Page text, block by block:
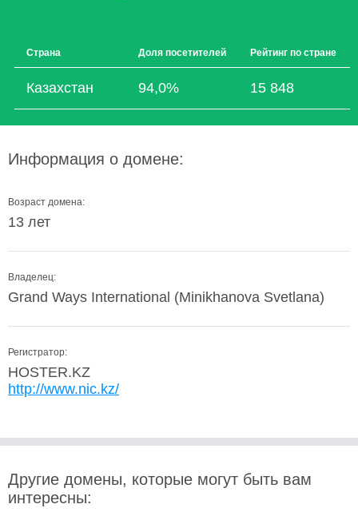
Страна Доля посетителей Рейтинг по стране
Казахстан 94,0% 15 848
Информация о домене:
Возраст домена:
13 лет
Владелец:
Grand Ways International (Minikhanova Svetlana)
Регистратор:
HOSTER.KZ
http://www.nic.kz/
Другие домены, которые могут быть вам
интересны: